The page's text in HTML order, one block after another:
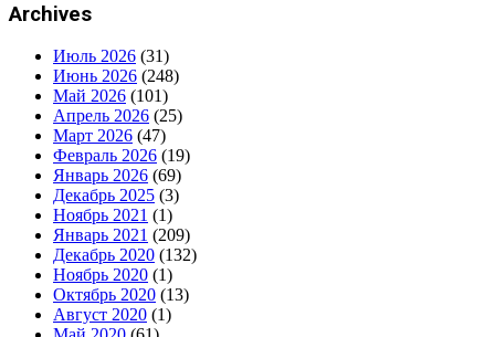
Archives
Июль 2026 (31)
Июнь 2026 (248)
Май 2026 (101)
Апрель 2026 (25)
Март 2026 (47)
Февраль 2026 (19)
Январь 2026 (69)
Декабрь 2025 (3)
Ноябрь 2021 (1)
Январь 2021 (209)
Декабрь 2020 (132)
Ноябрь 2020 (1)
Октябрь 2020 (13)
Август 2020 (1)